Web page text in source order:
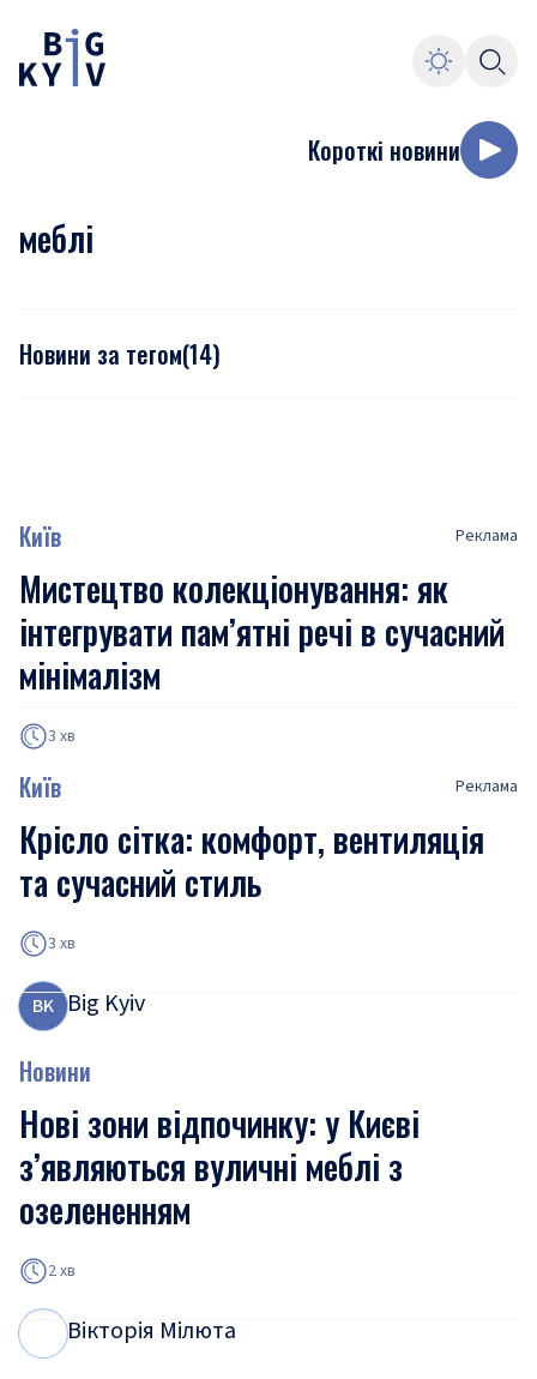
Короткі новини
меблі
Новини за тегом(14)
Київ Реклама
Мистецтво колекціонування: як
інтегрувати пам’ятні речі в сучасний
мінімалізм
3 хв
Київ Реклама
Крісло сітка: комфорт, вентиляція
та сучасний стиль
3 хв
BK Big Kyiv
Новини
Нові зони відпочинку: у Києві
з’являються вуличні меблі з
озелененням
2 хв
Вікторія Мілюта